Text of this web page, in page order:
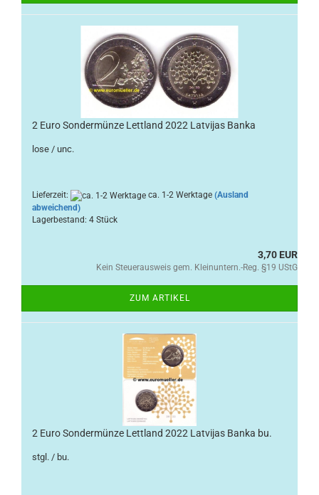
2 Euro Sondermünze Lettland 2022 Latvijas Banka
lose / unc.
Lieferzeit: ca. 1-2 Werktage (Ausland
abweichend)
Lagerbestand: 4 Stück
3,70 EUR
Kein Steuerausweis gem. Kleinuntern.-Reg. §19 UStG
ZUM ARTIKEL
2 Euro Sondermünze Lettland 2022 Latvijas Banka bu.
stgl. / bu.